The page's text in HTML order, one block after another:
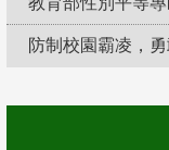
防制校園霸凌，勇